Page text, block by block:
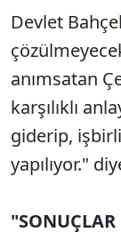
Devlet
anımsatan
karşılıklı
giderip,
yapılıyor."